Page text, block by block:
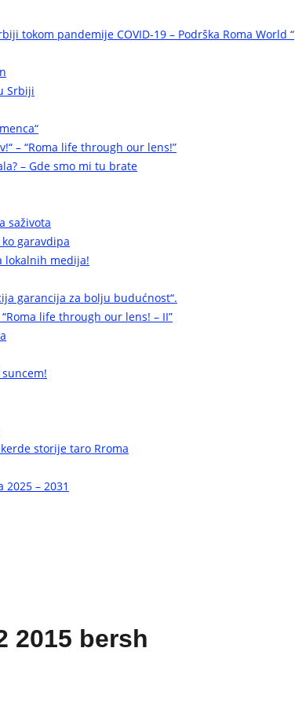
tokom pandemije COVID-19 – Podrška Roma World “
Srbiji
– “Roma life through our lens!”
– Gde smo mi tu brate
saživota
garavdipa
lokalnih medija!
garancija za bolju budućnost“.
life through our lens! – II”
storije taro Rroma
– 2031
2015 bersh